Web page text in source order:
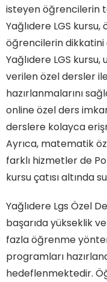
isteyen öğrencilerin
Yağlıdere LGS kursu,
öğrencilerin dikkatini
Yağlıdere LGS
verilen özel dersler
hazırlanmalarını
online özel ders
derslere kolayca
Ayrıca, matematik
farklı hizmetler de
kursu çatısı altında
Yağlıdere Lgs Özel
başarıda yükseklik
fazla öğrenme
programları
hedeflenmektedir.